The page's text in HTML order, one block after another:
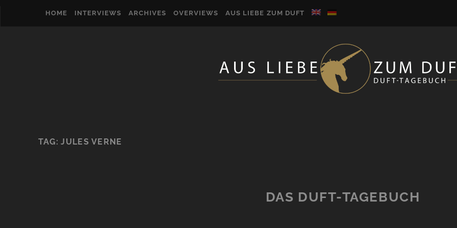
HOME INTERVIEWS ARCHIVES OVERVIEWS AUS LIEBE ZUM DUFT
TAG:JULES VERNE
DAS DUFT-TAGEBUCH